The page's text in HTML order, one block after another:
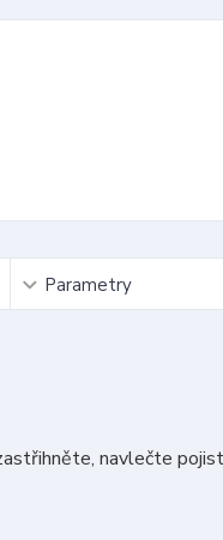
Parametry
navlečte